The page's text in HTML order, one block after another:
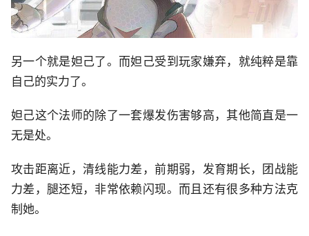
另一个就是妲己了。而妲己受到玩家嫌弃，就纯粹是靠
自己的实力了。
妲己这个法师的除了一套爆发伤害够高，其他简直是一
无是处。
攻击距离近，清线能力差，前期弱，发育期长，团战能
力差，腿还短，非常依赖闪现。而且还有很多种方法克
制她。